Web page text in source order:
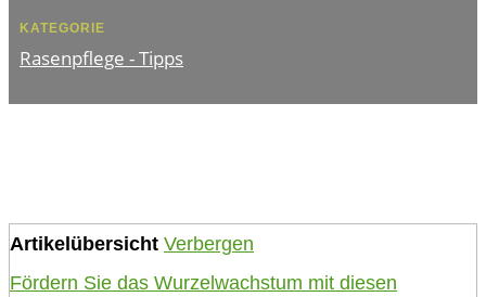
KATEGORIE
Rasenpflege - Tipps
Artikelübersicht Verbergen
Fördern Sie das Wurzelwachstum mit diesen